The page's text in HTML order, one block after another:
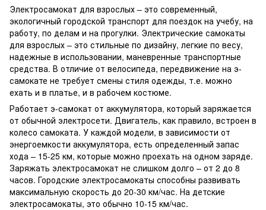
Электросамокат для взрослых – это современный,
экологичный городской транспорт для поездок на учебу, на
работу, по делам и на прогулки. Электрические самокаты
для взрослых – это стильные по дизайну, легкие по весу,
надежные в использовании, маневренные транспортные
средства. В отличие от велосипеда, передвижение на э-
самокате не требует смены стиля одежды, т.е. можно
ехать и в платье, и в рабочем костюме.
Работает э-самокат от аккумулятора, который заряжается
от обычной электросети. Двигатель, как правило, встроен в
колесо самоката. У каждой модели, в зависимости от
энергоемкости аккумулятора, есть определенный запас
хода – 15-25 км, которые можно проехать на одном заряде.
Заряжать электросамокат не слишком долго – от 2 до 8
часов. Городские электросамокаты способны развивать
максимальную скорость до 20-30 км/час. На детские
электросамокаты, это обычно 10-15 км/час.